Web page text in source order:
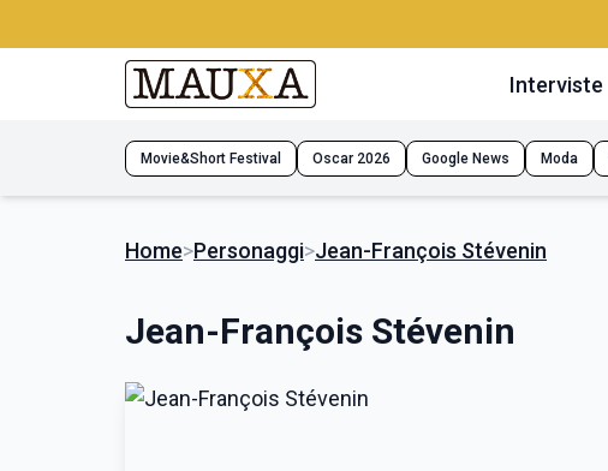
Interviste
Movie&Short Festival Oscar 2026 Google News Moda
Home>Personaggi>Jean-François Stévenin
Jean-François Stévenin